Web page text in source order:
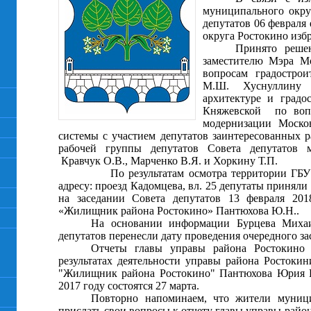
муниципального
депутатов 06
округа Ростокино
Принято
заместителю Мэра
вопросам
М.Ш. Хуснуллину
архитектуре и
Княжевской по
модернизации
системы с участием депутатов
рабочей группы депутатов Совета депутатов
Кравчук О.В., Марченко В.Я. и Хоркину Т.П.
По результатам осмотра территории ГБУ
адресу: проезд Кадомцева, вл. 25 депутаты
на заседании Совета депутатов 13 февраля
«Жилищник района Ростокино» Пантюхова Ю.Н..
На основании информации Бурцева
депутатов перенесли дату проведения очередного
Отчеты главы управы района
результатах деятельности управы района
"Жилищник района Ростокино" Пантюхова Юрия
2017 году состоятся 27 марта.
Повторно напоминаем, что жители